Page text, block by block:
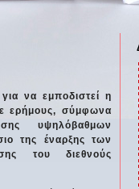
για να εμποδιστεί η
ερήμους, σύμφωνα
υψηλόβαθμων
της έναρξης των
του διεθνούς